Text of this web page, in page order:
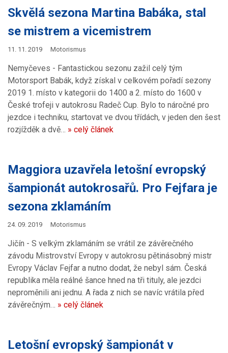
Skvělá sezona Martina Babáka, stal
se mistrem a vicemistrem
11. 11. 2019 Motorismus
Nemyčeves - Fantastickou sezonu zažil celý tým
Motorsport Babák, když získal v celkovém pořadí sezony
2019 1. místo v kategorii do 1400 a 2. místo do 1600 v
České trofeji v autokrosu Radeč Cup. Bylo to náročné pro
jezdce i techniku, startovat ve dvou třídách, v jeden den šest
rozjížděk a dvě… » celý článek
Maggiora uzavřela letošní evropský
šampionát autokrosařů. Pro Fejfara je
sezona zklamáním
24. 09. 2019 Motorismus
Jičín - S velkým zklamáním se vrátil ze závěrečného
závodu Mistrovství Evropy v autokrosu pětinásobný mistr
Evropy Václav Fejfar a nutno dodat, že nebyl sám. Česká
republika měla reálné šance hned na tři tituly, ale jezdci
neproměnili ani jednu. A řada z nich se navíc vrátila před
závěrečným… » celý článek
Letošní evropský šampionát v